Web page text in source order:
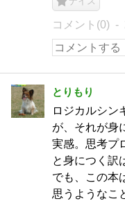
コメント(0)
とりもり
ロジカルシン
が、それが身
実感。思考プ
と身につく訳
でも、この本
思うようなこ